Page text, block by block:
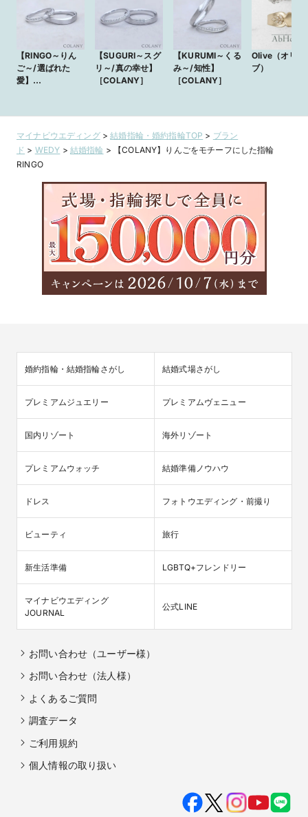
【RINGO～りん
ご～/選ばれた
愛】
【SUGURI～スグ
リ～/真の幸せ】
［COLANY］
【KURUMI～くる
み～/知性】
［COLANY］
Olive（オリー
ブ）
マイナビウエディング>結婚指輪・婚約指輪TOP > ブラン
ド > WEDY > 結婚指輪 >
【COLANY】りんごをモチーフにした指輪
RINGO
婚約指輪・結婚指輪さがし 結婚式場さがし
プレミアムジュエリー プレミアムヴェニュー
国内リゾート 海外リゾート
プレミアムウォッチ 結婚準備ノウハウ
ドレス フォトウエディング・前撮り
ビューティ 旅行
新生活準備 LGBTQ+フレンドリー
マイナビウエディング
JOURNAL
公式LINE
お問い合わせ（ユーザー様）
お問い合わせ（法人様）
よくあるご質問
調査データ
ご利用規約
個人情報の取り扱い